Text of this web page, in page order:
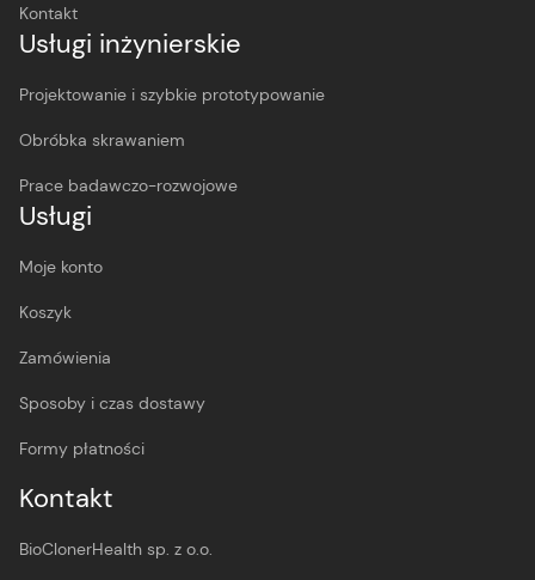
Kontakt
Usługi inżynierskie
Projektowanie i szybkie prototypowanie
Obróbka skrawaniem
Prace badawczo-rozwojowe
Usługi
Moje konto
Koszyk
Zamówienia
Sposoby i czas dostawy
Formy płatności
Kontakt
BioClonerHealth sp. z o.o.